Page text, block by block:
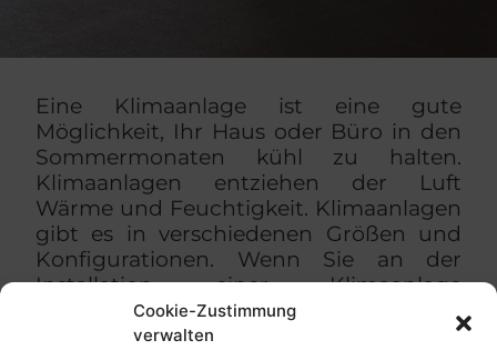
Cookie-Zustimmung
verwalten
Eine Klimaanlage ist eine gute
Möglichkeit, Ihr Haus oder Büro in den
Sommermonaten kühl zu halten.
Klimaanlagen entziehen der Luft
Wärme und Feuchtigkeit. Klimaanlagen
gibt es in verschiedenen Größen und
Konfigurationen. Wenn Sie an der
Installation einer Klimaanlage
interessiert sind, kontaktieren Sie uns
noch heute für eine kostenlose